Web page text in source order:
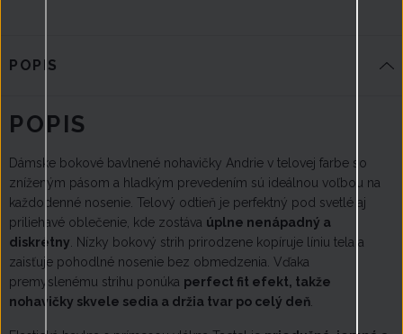
POPIS
POPIS
Dámske bokové bavlnené nohavičky Andrie v telovej farbe so
zníženým pásom a hladkým prevedením sú ideálnou voľbou na
každodenné nosenie. Telový odtieň je perfektný pod svetlé aj
priliehavé oblečenie, kde zostáva úplne nenápadný a
diskrétny . Nízky bokový strih prirodzene kopíruje líniu tela a
zaisťuje pohodlné nosenie bez obmedzenia. Vďaka
premyslenému strihu ponúka perfect fit efekt, takže
nohavičky skvele sedia a držia tvar po celý deň